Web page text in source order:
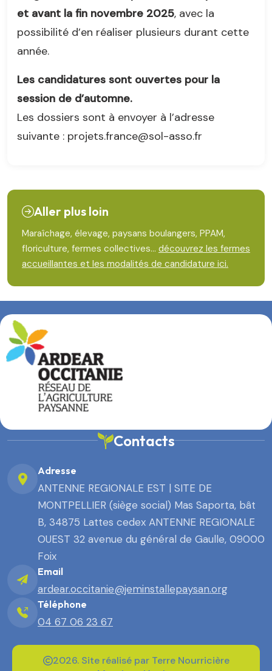
et avant la fin novembre 2025, avec la
possibilité d’en réaliser plusieurs durant cette
année.
Les candidatures sont ouvertes pour la
session de d’automne.
Les dossiers sont à envoyer à l’adresse
suivante : projets.france@sol-asso.fr
Aller plus loin
Maraîchage, élevage, paysans boulangers, PPAM,
floriculture, fermes collectives... découvrez les fermes
accueillantes et les modalités de candidature ici.
Contacts
Adresse
ANTENNE REGIONALE EST | SITE DE
MONTPELLIER (siège social) Mas Saporta, bât
B, 34875 Lattes cedex ANTENNE REGIONALE
OUEST 32 avenue du général de Gaulle, 09000
Foix
Email
ardear.occitanie@jeminstallepaysan.org
Téléphone
04 67 06 23 67
2026. Site réalisé par Terre Nourricière